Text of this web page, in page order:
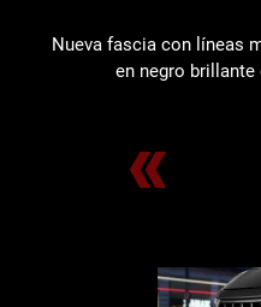
Nueva fascia con líneas
en negro